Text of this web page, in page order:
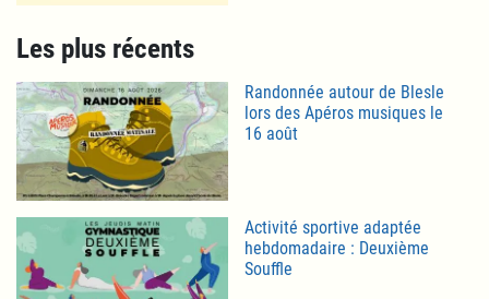
Les plus récents
Randonnée autour de Blesle
lors des Apéros musiques le
16 août
Activité sportive adaptée
hebdomadaire : Deuxième
Souffle